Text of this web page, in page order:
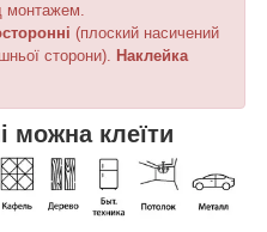
монтажем.
(плоский насичений
сторони). Наклейка
можна клеїти